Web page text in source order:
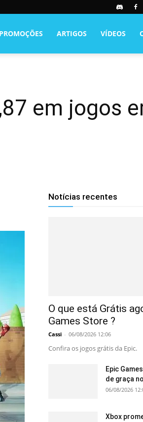
PROMOÇÕES ARTIGOS VÍDEOS
em jogos
Notícias recentes
O que está Grátis
Games Store ?
Cassi - 06/08/2026 12:06
Confira os jogos grátis da Epic.
Epic
de graça
06/08/2026
Xbox